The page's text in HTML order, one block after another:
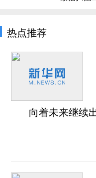
热点推荐
向着未来继续